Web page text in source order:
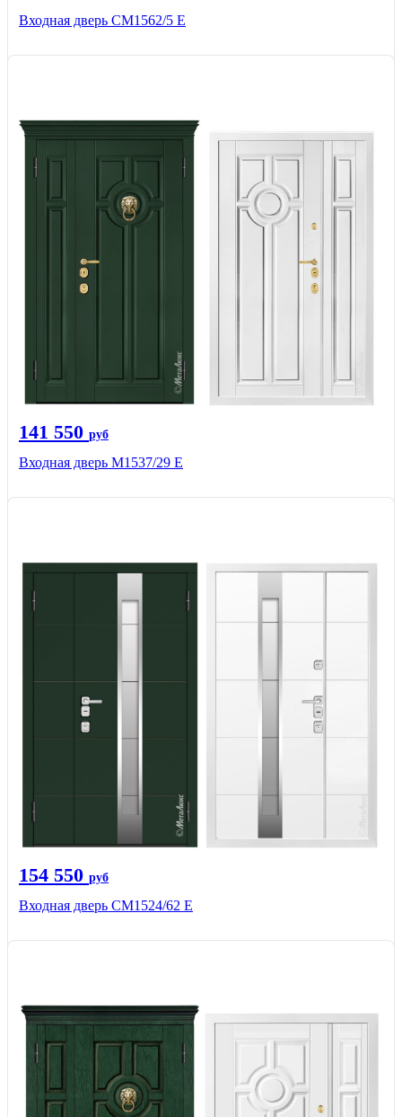
Входная дверь СМ1562/5 Е
141 550 руб
Входная дверь М1537/29 Е
154 550 руб
Входная дверь CМ1524/62 Е